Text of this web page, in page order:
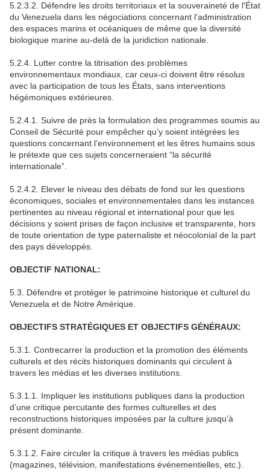
5.2.3.2. Défendre les droits territoriaux et la souveraineté de l'État
du Venezuela dans les négociations concernant l’administration
des espaces marins et océaniques de même que la diversité
biologique marine au-delà de la juridiction nationale.
5.2.4. Lutter contre la titrisation des problèmes
environnementaux mondiaux, car ceux-ci doivent être résolus
avec la participation de tous les États, sans interventions
hégémoniques extérieures.
5.2.4.1. Suivre de près la formulation des programmes soumis au
Conseil de Sécurité pour empêcher qu’y soient intégrées les
questions concernant l’environnement et les êtres humains sous
le prétexte que ces sujets concerneraient “la sécurité
internationale”.
5.2.4.2. Elever le niveau des débats de fond sur les questions
économiques, sociales et environnementales dans les instances
pertinentes au niveau régional et international pour que les
décisions y soient prises de façon inclusive et transparente, hors
de toute orientation de type paternaliste et néocolonial de la part
des pays développés.
OBJECTIF NATIONAL:
5.3. Défendre et protéger le patrimoine historique et culturel du
Venezuela et de Notre Amérique.
OBJECTIFS STRATÉGIQUES ET OBJECTIFS GÉNÉRAUX:
5.3.1. Contrecarrer la production et la promotion des éléments
culturels et des récits historiques dominants qui circulent à
travers les médias et les diverses institutions.
5.3.1.1. Impliquer les institutions publiques dans la production
d’une critique percutante des formes culturelles et des
reconstructions historiques imposées par la culture jusqu’à
présent dominante.
5.3.1.2. Faire circuler la critique à travers les médias publics
(magazines, télévision, manifestations événementielles, etc.).